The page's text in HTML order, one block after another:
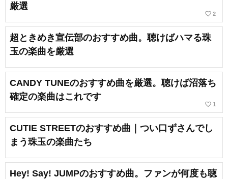
厳選
favorite_border 2
超ときめき宣伝部のおすすめ曲。聴けばハマる珠
玉の楽曲を厳選
CANDY TUNEのおすすめ曲を厳選。聴けば沼落ち
確定の楽曲はこれです
favorite_border 1
CUTIE STREETのおすすめ曲｜つい口ずさんでし
まう珠玉の楽曲たち
Hey! Say! JUMPのおすすめ曲。ファンが何度も聴